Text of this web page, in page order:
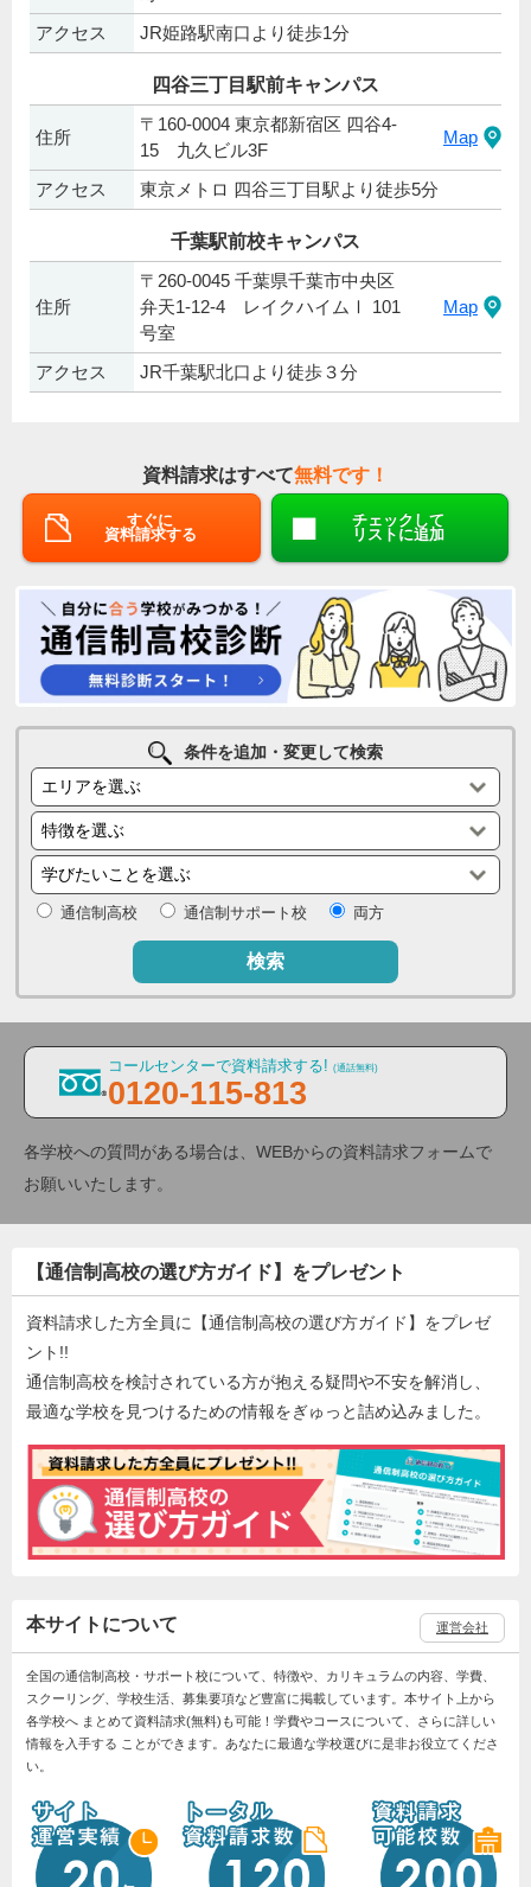
アクセス
JR姫路駅南口より徒歩1分
四谷三丁目駅前キャンパス
住所
〒160-0004 東京都新宿区 四谷4-
15 九久ビル3F
Map
アクセス 東京メトロ 四谷三丁目駅より徒歩5分
千葉駅前校キャンパス
住所
〒260-0045 千葉県千葉市中央区
弁天1-12-4 レイクハイムⅠ 101
号室
Map
アクセス JR千葉駅北口より徒歩３分
資料請求はすべて無料です！
すぐに
資料請求する
チェックして
リストに追加
条件を追加・変更して検索
通信制高校 通信制サポート校 両方
検索
コールセンターで資料請求する! (通話無料)
0120-115-813
各学校への質問がある場合は、WEBからの資料請求フォームで
お願いいたします。
【通信制高校の選び方ガイド】をプレゼント
資料請求した方全員に【通信制高校の選び方ガイド】をプレゼ
ント!!
通信制高校を検討されている方が抱える疑問や不安を解消し、
最適な学校を見つけるための情報をぎゅっと詰め込みました。
本サイトについて 運営会社
全国の通信制高校・サポート校について、特徴や、カリキュラムの内容、学費、
スクーリング、学校生活、募集要項など豊富に掲載しています。本サイト上から
各学校へ まとめて資料請求(無料)も可能！学費やコースについて、さらに詳しい
情報を入手する ことができます。あなたに最適な学校選びに是非お役立てくださ
い。